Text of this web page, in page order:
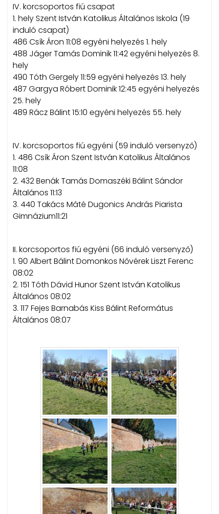
IV. korcsoportos fiú csapat
1. hely Szent István Katolikus Általános Iskola (19
induló csapat)
486 Csík Áron 11:08 egyéni helyezés 1. hely
488 Jáger Tamás Dominik 11:42 egyéni helyezés 8.
hely
490 Tóth Gergely 11:59 egyéni helyezés 13. hely
487 Gargya Róbert Dominik 12:45 egyéni helyezés
25. hely
489 Rácz Bálint 15:10 egyéni helyezés 55. hely
IV. korcsoportos fiú egyéni (59 induló versenyző)
1. 486 Csík Áron Szent István Katolikus Általános
11:08
2. 432 Benák Tamás Domaszéki Bálint Sándor
Általános 11:13
3. 440 Takács Máté Dugonics András Piarista
Gimnázium11:21
II. korcsoportos fiú egyéni (66 induló versenyző)
1. 90 Albert Bálint Domonkos Nővérek Liszt Ferenc
08:02
2. 151 Tóth Dávid Hunor Szent István Katolikus
Általános 08:02
3. 117 Fejes Barnabás Kiss Bálint Református
Általános 08:07